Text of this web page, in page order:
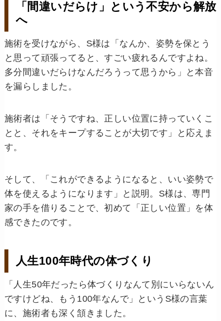
「間違いだらけ」という不安から解放
へ
施術を受けながら、S様は「なんか、姿勢を保とう
と思って頑張ってると、すごい疲れるんですよね。
多分間違いだらけなんだろうって思うから」と本音
を漏らしました。
施術者は「そうですね、正しい位置に持っていくこ
とと、それをキープすることが大切です」と応えま
す。
そして、「これができるようになると、いい姿勢で
体を使えるようになります」と説明。S様は、専門
家の手を借りることで、初めて「正しい位置」を体
感できたのです。
人生100年時代の体づくり
「人生50年だったら体づくりなんて別にいらないん
ですけどね、もう100年なんで」というS様の言葉
に、施術者も深く頷きました。